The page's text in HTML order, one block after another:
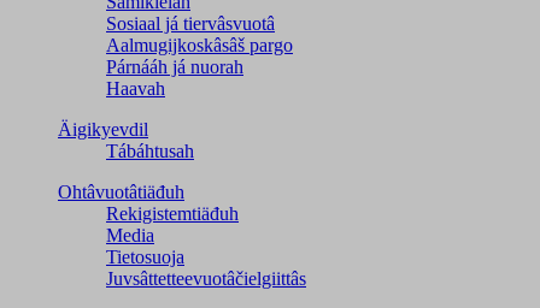
Sosiaal já tiervâsvuotâ
Aalmugijkoskâsâš pargo
Párnááh já nuorah
Haavah
Äigikyevdil
Tábáhtusah
Ohtâvuotâtiäđuh
Rekigistemtiäđuh
Media
Tietosuoja
Juvsâttetteevuotâčielgiittâs